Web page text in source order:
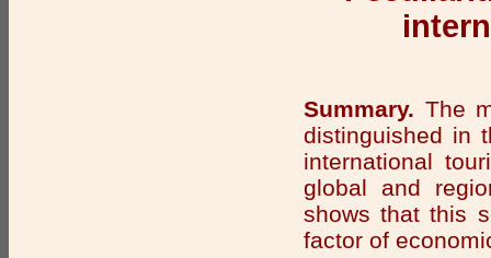
Summary. The
distinguished in
international
global and
shows that this
factor of